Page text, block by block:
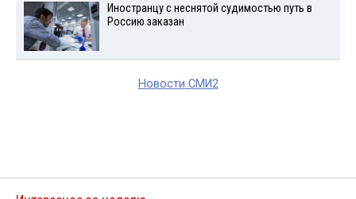
Иностранцу с неснятой судимостью путь в
Россию заказан
Новости СМИ2